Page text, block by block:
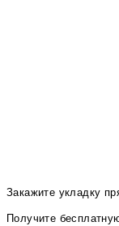
Закажите укладку
Получите